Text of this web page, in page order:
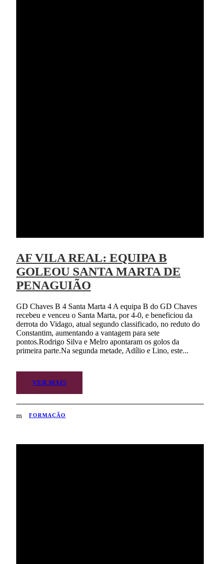
AF VILA REAL: EQUIPA B
GOLEOU SANTA MARTA DE
PENAGUIÃO
GD Chaves B 4 Santa Marta 4 A equipa B do GD Chaves
recebeu e venceu o Santa Marta, por 4-0, e beneficiou da
derrota do Vidago, atual segundo classificado, no reduto do
Constantim, aumentando a vantagem para sete
pontos.Rodrigo Silva e Melro apontaram os golos da
primeira parte.Na segunda metade, Adílio e Lino, este...
VER MAIS
FORMAÇÃO